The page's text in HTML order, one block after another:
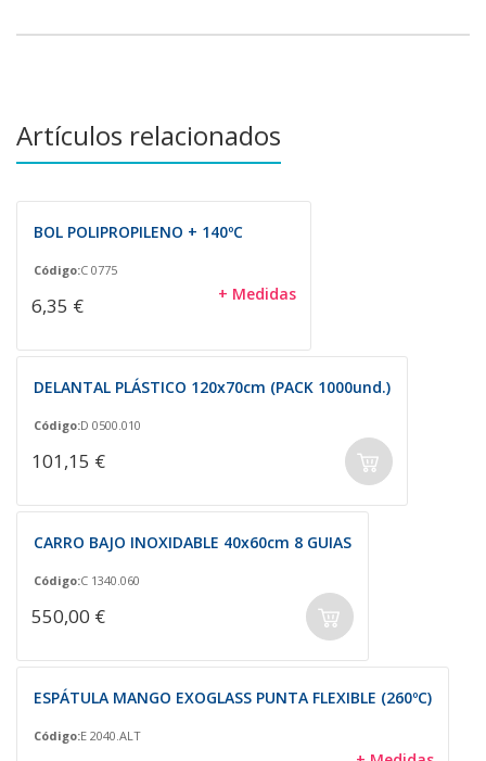
Artículos relacionados
BOL POLIPROPILENO + 140ºC
Código:C 0775
6,35 € + Medidas
DELANTAL PLÁSTICO 120x70cm (PACK 1000und.)
Código:D 0500.010
101,15 €
CARRO BAJO INOXIDABLE 40x60cm 8 GUIAS
Código:C 1340.060
550,00 €
ESPÁTULA MANGO EXOGLASS PUNTA FLEXIBLE (260ºC)
Código:E 2040.ALT